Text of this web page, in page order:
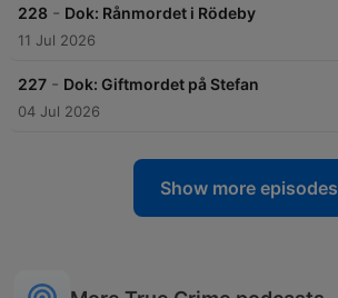
228 - Dok: Rånmordet i Rödeby
11 Jul 2026
227 - Dok: Giftmordet på Stefan
04 Jul 2026
Show more episodes